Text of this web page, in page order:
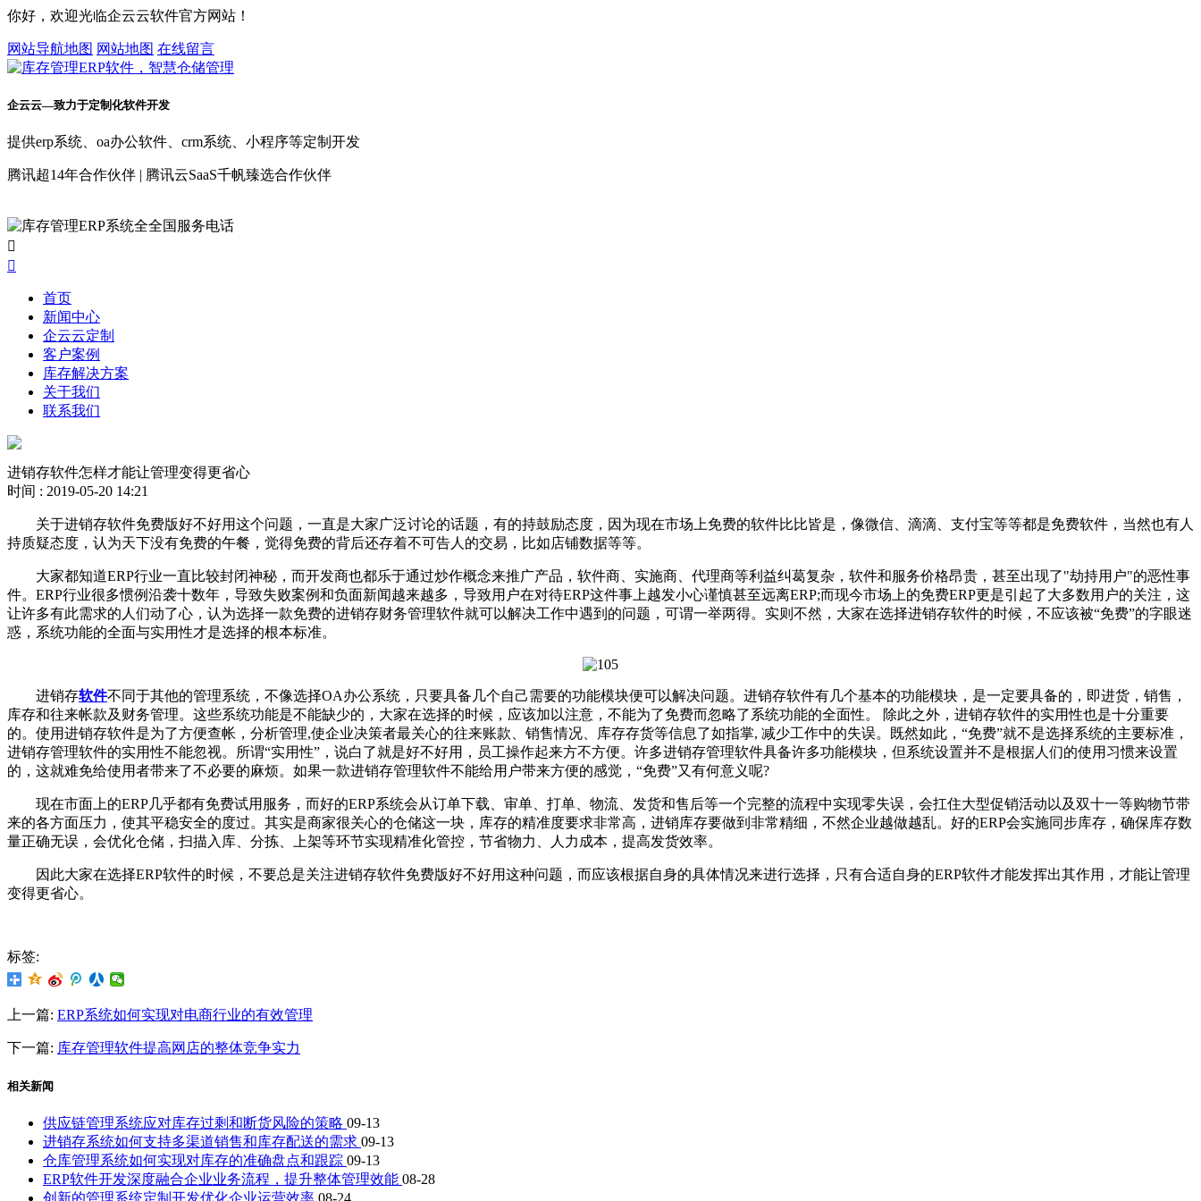
你好，欢迎光临企云云软件官方网站！
网站导航地图 网站地图 在线留言
企云云—致力于定制化软件开发
提供erp系统、oa办公软件、crm系统、小程序等定制开发
腾讯超14年合作伙伴 | 腾讯云SaaS千帆臻选合作伙伴


首页
新闻中心
企云云定制
客户案例
库存解决方案
关于我们
联系我们
进销存软件怎样才能让管理变得更省心
时间 : 2019-05-20 14:21
关于进销存软件免费版好不好用这个问题，一直是大家广泛讨论的话题，有的持鼓励态度，因为现在市场上免费的软件比比皆是，像微信、滴滴、支付宝等等都是免费软件，当然也有人
持质疑态度，认为天下没有免费的午餐，觉得免费的背后还存着不可告人的交易，比如店铺数据等等。
大家都知道ERP行业一直比较封闭神秘，而开发商也都乐于通过炒作概念来推广产品，软件商、实施商、代理商等利益纠葛复杂，软件和服务价格昂贵，甚至出现了"劫持用户"的恶性事
件。ERP行业很多惯例沿袭十数年，导致失败案例和负面新闻越来越多，导致用户在对待ERP这件事上越发小心谨慎甚至远离ERP;而现今市场上的免费ERP更是引起了大多数用户的关注，这
让许多有此需求的人们动了心，认为选择一款免费的进销存财务管理软件就可以解决工作中遇到的问题，可谓一举两得。实则不然，大家在选择进销存软件的时候，不应该被“免费”的字眼迷
惑，系统功能的全面与实用性才是选择的根本标准。
进销存软件不同于其他的管理系统，不像选择OA办公系统，只要具备几个自己需要的功能模块便可以解决问题。进销存软件有几个基本的功能模块，是一定要具备的，即进货，销售，
库存和往来帐款及财务管理。这些系统功能是不能缺少的，大家在选择的时候，应该加以注意，不能为了免费而忽略了系统功能的全面性。 除此之外，进销存软件的实用性也是十分重要
的。使用进销存软件是为了方便查帐，分析管理,使企业决策者最关心的往来账款、销售情况、库存存货等信息了如指掌, 减少工作中的失误。既然如此，“免费”就不是选择系统的主要标准，
进销存管理软件的实用性不能忽视。所谓“实用性”，说白了就是好不好用，员工操作起来方不方便。许多进销存管理软件具备许多功能模块，但系统设置并不是根据人们的使用习惯来设置
的，这就难免给使用者带来了不必要的麻烦。如果一款进销存管理软件不能给用户带来方便的感觉，“免费”又有何意义呢?
现在市面上的ERP几乎都有免费试用服务，而好的ERP系统会从订单下载、审单、打单、物流、发货和售后等一个完整的流程中实现零失误，会扛住大型促销活动以及双十一等购物节带
来的各方面压力，使其平稳安全的度过。其实是商家很关心的仓储这一块，库存的精准度要求非常高，进销库存要做到非常精细，不然企业越做越乱。好的ERP会实施同步库存，确保库存数
量正确无误，会优化仓储，扫描入库、分拣、上架等环节实现精准化管控，节省物力、人力成本，提高发货效率。
因此大家在选择ERP软件的时候，不要总是关注进销存软件免费版好不好用这种问题，而应该根据自身的具体情况来进行选择，只有合适自身的ERP软件才能发挥出其作用，才能让管理
变得更省心。
标签:
上一篇: ERP系统如何实现对电商行业的有效管理
下一篇: 库存管理软件提高网店的整体竞争实力
相关新闻
供应链管理系统应对库存过剩和断货风险的策略 09-13
进销存系统如何支持多渠道销售和库存配送的需求 09-13
仓库管理系统如何实现对库存的准确盘点和跟踪 09-13
ERP软件开发深度融合企业业务流程，提升整体管理效能 08-28
创新的管理系统定制开发优化企业运营效率 08-24